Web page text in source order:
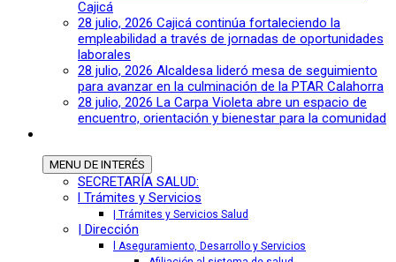
Cajicá
28 julio, 2026 Cajicá continúa fortaleciendo la
empleabilidad a través de jornadas de oportunidades
laborales
28 julio, 2026 Alcaldesa lideró mesa de seguimiento
para avanzar en la culminación de la PTAR Calahorra
28 julio, 2026 La Carpa Violeta abre un espacio de
encuentro, orientación y bienestar para la comunidad
MENU DE INTERÉS
SECRETARÍA SALUD:
l Trámites y Servicios
| Trámites y Servicios Salud
| Dirección
l Aseguramiento, Desarrollo y Servicios